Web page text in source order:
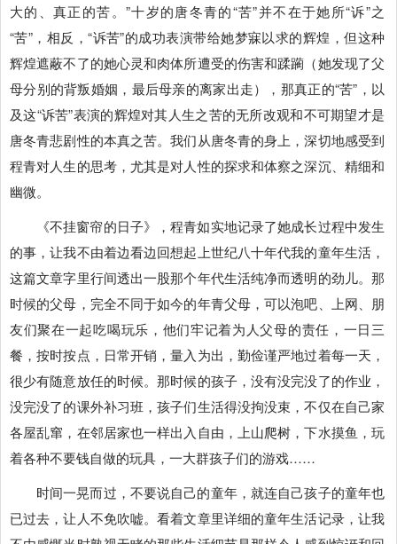
大的、真正的苦。”十岁的唐冬青的“苦”并不在于她所“诉”之
“苦”，相反，“诉苦”的成功表演带给她梦寐以求的辉煌，但这种
辉煌遮蔽不了的她心灵和肉体所遭受的伤害和蹂躏（她发现了父
母分别的背叛婚姻，最后母亲的离家出走），那真正的“苦”，以
及这“诉苦”表演的辉煌对其人生之苦的无所改观和不可期望才是
唐冬青悲剧性的本真之苦。我们从唐冬青的身上，深切地感受到
程青对人生的思考，尤其是对人性的探求和体察之深沉、精细和
幽微。
《不挂窗帘的日子》，程青如实地记录了她成长过程中发生
的事，让我不由着边看边回想起上世纪八十年代我的童年生活，
这篇文章字里行间透出一股那个年代生活纯净而透明的劲儿。那
时候的父母，完全不同于如今的年青父母，可以泡吧、上网、朋
友们聚在一起吃喝玩乐，他们牢记着为人父母的责任，一日三
餐，按时按点，日常开销，量入为出，勤俭谨严地过着每一天，
很少有随意放任的时候。那时候的孩子，没有没完没了的作业，
没完没了的课外补习班，孩子们生活得没拘没束，不仅在自己家
各屋乱窜，在邻居家也一样出入自由，上山爬树，下水摸鱼，玩
着各种不要钱自做的玩具，一大群孩子们的游戏……
时间一晃而过，不要说自己的童年，就连自己孩子的童年也
已过去，让人不免吹嘘。看着文章里详细的童年生活记录，让我